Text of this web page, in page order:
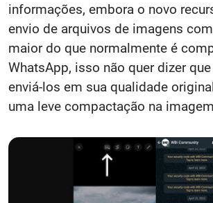
informações, embora o novo
envio de arquivos de imagens
maior do que normalmente é
WhatsApp, isso não quer dizer
enviá-los em sua qualidade
uma leve compactação na